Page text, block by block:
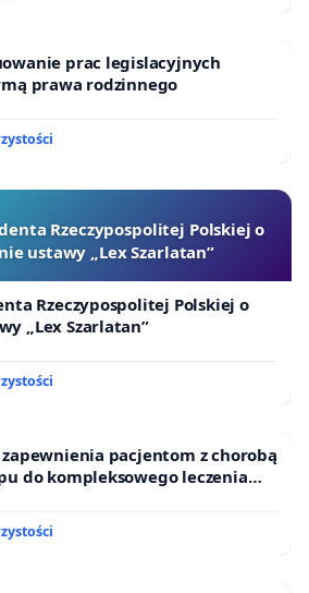
prac legislacyjnych
prawa rodzinnego
Rzeczypospolitej Polskiej o
ustawy „Lex Szarlatan”
Rzeczypospolitej Polskiej o
„Lex Szarlatan”
pacjentom z chorobą
do kompleksowego leczenia